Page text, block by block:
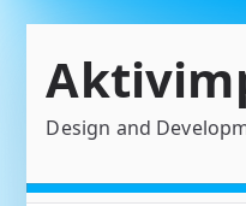
Inhalt
Design and